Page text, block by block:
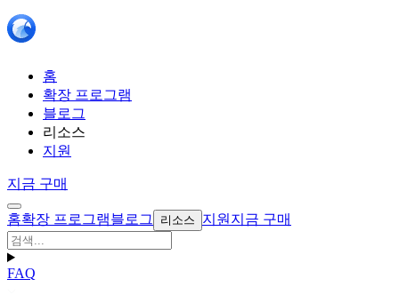
홈
확장 프로그램
블로그
리소스
지원
지금 구매
홈확장 프로그램블로그 리소스 지원 지금 구매
FAQ